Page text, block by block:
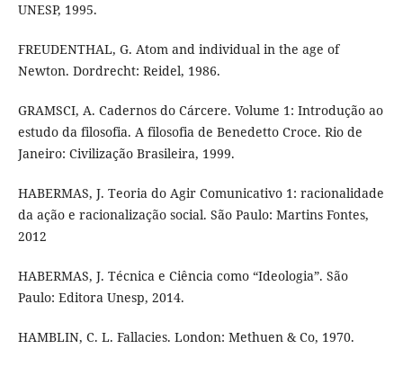
UNESP, 1995.
FREUDENTHAL, G. Atom and individual in the age of
Newton. Dordrecht: Reidel, 1986.
GRAMSCI, A. Cadernos do Cárcere. Volume 1: Introdução ao
estudo da filosofia. A filosofia de Benedetto Croce. Rio de
Janeiro: Civilização Brasileira, 1999.
HABERMAS, J. Teoria do Agir Comunicativo 1: racionalidade
da ação e racionalização social. São Paulo: Martins Fontes,
2012
HABERMAS, J. Técnica e Ciência como “Ideologia”. São
Paulo: Editora Unesp, 2014.
HAMBLIN, C. L. Fallacies. London: Methuen & Co, 1970.